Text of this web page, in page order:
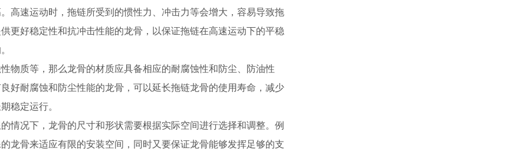
高速运动时，拖链所受到的惯性力、冲击力等会增大，容易导致拖
更好稳定性和抗冲击性能的龙骨，以保证拖链在高速运动下的平稳
物质等，那么龙骨的材质应具备相应的耐腐蚀性和防尘、防油性
好耐腐蚀和防尘性能的龙骨，可以延长拖链龙骨的使用寿命，减少
稳定运行。
情况下，龙骨的尺寸和形状需要根据实际空间进行选择和调整。例
龙骨来适应有限的安装空间，同时又要保证龙骨能够发挥足够的支